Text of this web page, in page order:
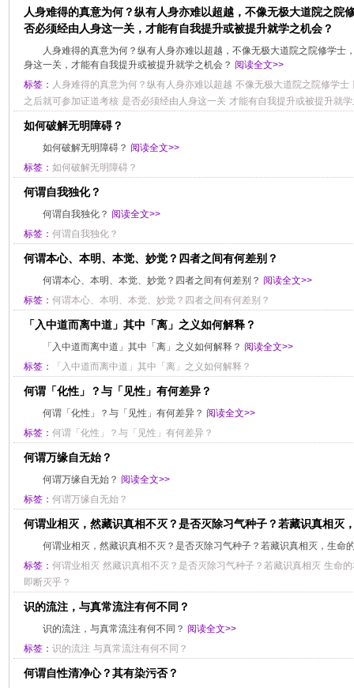
人身难得的真意为何？纵有人身亦难以超越，不像无极大道院之院
否必须经由人身这一关，才能有自我提升或被提升就学之机会？
人身难得的真意为何？纵有人身亦难以超越，不像无极大道院之院修学士
身这一关，才能有自我提升或被提升就学之机会？ 阅读全文>>
标签： 人身难得的真意为何？纵有人身亦难以超越 不像无极大道院之院修学士
之后就可参加证道考核 是否必须经由人身这一关 才能有自我提升或被提升就
如何破解无明障碍？
如何破解无明障碍？ 阅读全文>>
标签： 如何破解无明障碍？
何谓自我独化？
何谓自我独化？ 阅读全文>>
标签： 何谓自我独化？
何谓本心、本明、本觉、妙觉？四者之间有何差别？
何谓本心、本明、本觉、妙觉？四者之间有何差别？ 阅读全文>>
标签： 何谓本心、本明、本觉、妙觉？四者之间有何差别？
「入中道而离中道」其中「离」之义如何解释？
「入中道而离中道」其中「离」之义如何解释？ 阅读全文>>
标签：
「入中道而离中道」其中「离」之义如何解释？
何谓「化性」？与「见性」有何差异？
何谓「化性」？与「见性」有何差异？ 阅读全文>>
标签： 何谓「化性」？与「见性」有何差异？
何谓万缘自无始？
何谓万缘自无始？ 阅读全文>>
标签： 何谓万缘自无始？
何谓业相灭，然藏识真相不灭？是否灭除习气种子？若藏识真相灭
何谓业相灭，然藏识真相不灭？是否灭除习气种子？若藏识真相灭，生命
标签： 何谓业相灭 然藏识真相不灭？是否灭除习气种子？若藏识真相灭 生命
即断灭乎？
识的流注，与真常流注有何不同？
识的流注，与真常流注有何不同？ 阅读全文>>
标签： 识的流注 与真常流注有何不同？
何谓自性清净心？其有染污否？